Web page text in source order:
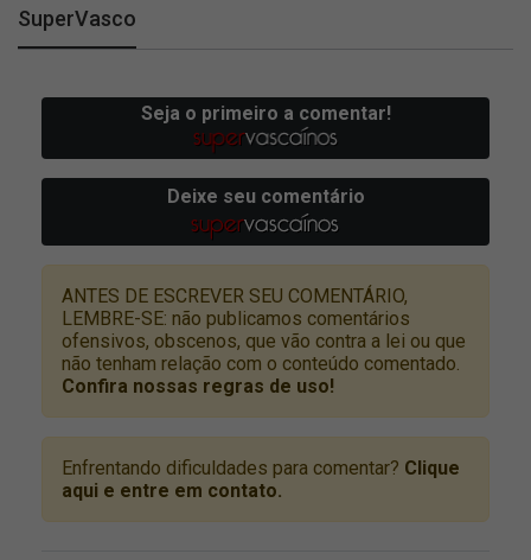
SuperVasco